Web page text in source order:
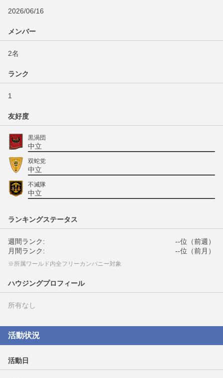
2026/06/16
メンバー
2名
ランク
1
友好度
黒渦団
中立
双蛇党
中立
不滅隊
中立
ランキングステータス
週間ランク:
--位（前週）
月間ランク:
--位（前月）
※所属ワールド内全フリーカンパニー対象
ハウジングプロフィール
所有なし
活動状況
活動日